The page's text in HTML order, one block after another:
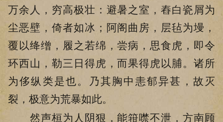
万余人，穷高极壮：避暑之室，舂白瓷屑为
尘恶壁，倚者如冰；阿阁曲房，层毡为墁，
覆以绛缯，履之若绵，尝病，思食虎，即令
环西山，勒三日得虎，而果得虎以脯。诸所
为侈纵类是也。乃其胸中恚郁异甚，故灭
裂，极意为荒暴如此。
然声桓为人阴狠，能箝噤不泄，方南顾